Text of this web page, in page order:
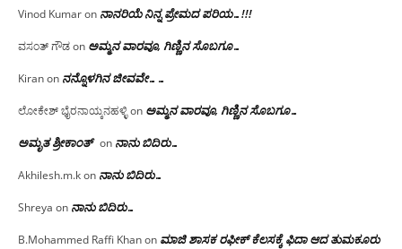
Vinod Kumaron ನಾನರಿಯೆ ನಿನ್ನ ಪ್ರೇಮದ ಪರಿಯ…!!!
ವಸಂತ್ ಗೌಡon ಅಮ್ಮನ ವಾರವೂ, ಗಿಣ್ಣಿನ ಸೊಬಗೂ…
Kiranon ನನ್ನೊಳಗಿನ ಜೀವವೇ……
ಲೋಕೇಶ್ ಭೈರನಾಯ್ಕನಹಳ್ಳಿon ಅಮ್ಮನ ವಾರವೂ, ಗಿಣ್ಣಿನ ಸೊಬಗೂ…
ಅಮೃತ ಶ್ರೀಕಾಂತ್ on ನಾನು ಬಿದಿರು…
Akhilesh.m.kon ನಾನು ಬಿದಿರು…
Shreya on ನಾನು ಬಿದಿರು…
B.Mohammed Raffi Khanon ಮಾಜಿ ಶಾಸಕ ರಫೀಕ್ ಕೆಲಸಕ್ಕೆ ಫಿದಾ ಆದ ತುಮಕೂರು